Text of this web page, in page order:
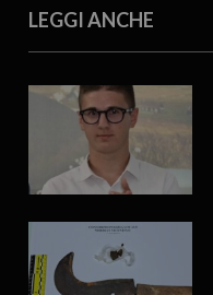
LEGGI ANCHE